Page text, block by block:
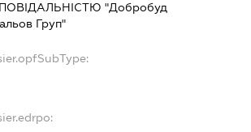
"Добробуд
Груп"